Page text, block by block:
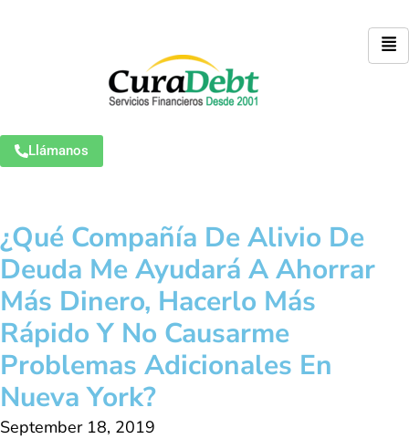
Llámanos
¿Qué Compañía De Alivio De
Deuda Me Ayudará A Ahorrar
Más Dinero, Hacerlo Más
Rápido Y No Causarme
Problemas Adicionales En
Nueva York?
September 18, 2019